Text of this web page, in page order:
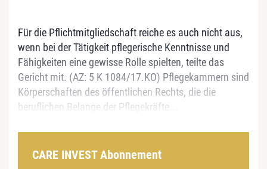
Für die Pflichtmitgliedschaft reiche es auch nicht aus,
wenn bei der Tätigkeit pflegerische Kenntnisse und
Fähigkeiten eine gewisse Rolle spielten, teilte das
Gericht mit. (AZ: 5 K 1084/17.KO) Pflegekammern sind
Körperschaften des öffentlichen Rechts, die die
beruflichen Belange der Pflegekräfte...
CARE INVEST Abonnement